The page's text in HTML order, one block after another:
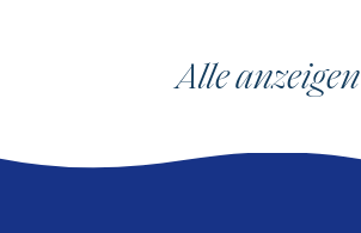
Alle anzeigen